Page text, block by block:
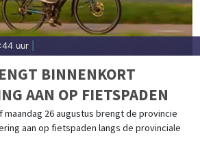
uur
BINNENKORT
AAN OP FIETSPADEN
maandag 26 augustus brengt de provincie
aan op fietspaden langs de provinciale